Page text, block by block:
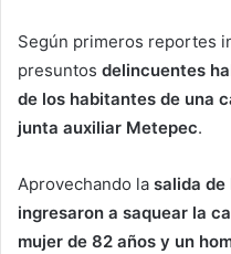
Según primeros reportes
presuntos delincuentes
de los habitantes de una
junta auxiliar Metepec.
Aprovechando la salida de
ingresaron a saquear la
mujer de 82 años y un